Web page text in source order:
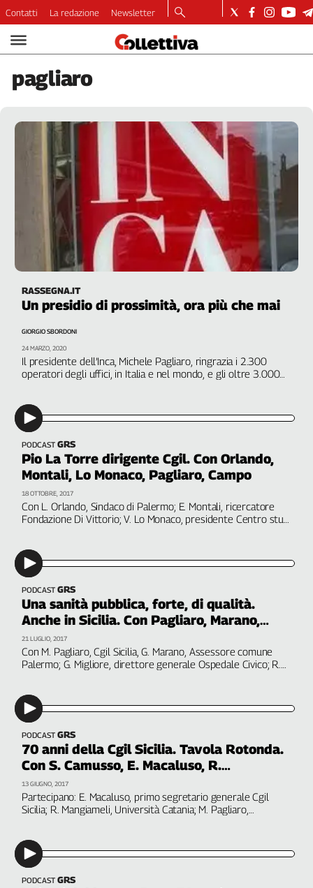
Video
Podcast
Dirette
Culture
Categorie
Fillea
Filt
Fisac
Flai
Flc
Slc
Spi
Caaf
Speciali
G8
Genova,
sangue
ragione
120
anni
Cgil
Collettiva
Academy
Collettiva
Collettiva
Talk
Contatti La redazione Newsletter
pagliaro
RASSEGNA.IT
Un presidio di prossimità, ora più che mai
Il presidente dell’Inca, Michele Pagliaro, ringrazia i 2.300
operatori degli uffici, in Italia e nel mondo, e gli oltre 3.000
cittadini
GIORGIO SBORDONI
24 MARZO, 2020
PODCAST GRS
Pio La Torre dirigente Cgil. Con Orlando,
Montali, Lo Monaco, Pagliaro, Campo
Con L. Orlando, Sindaco di Palermo; E. Montali, ricercatore
Fondazione Di Vittorio; V. Lo Monaco, presidente Centro studi
18 OTTOBRE, 2017
PODCAST GRS
Una sanità pubblica, forte, di qualità.
Anche in Sicilia. Con Pagliaro, Marano,
Migliore, Dettori
Con M. Pagliaro, Cgil Sicilia, G. Marano, Assessore comune
Palermo; G. Migliore, direttore generale Ospedale Civico; R.
21 LUGLIO, 2017
PODCAST GRS
70 anni della Cgil Sicilia. Tavola Rotonda.
Con S. Camusso, E. Macaluso, R.
Mangiameli, M. Pagliaro
Partecipano: E. Macaluso, primo segretario generale Cgil
Sicilia; R. Mangiameli, Università Catania; M. Pagliaro,
13 GIUGNO, 2017
PODCAST GRS